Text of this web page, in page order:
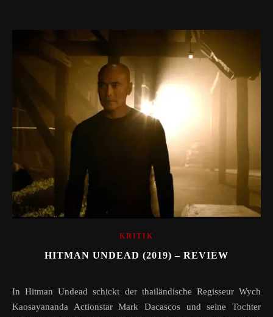
KRITIK
HITMAN UNDEAD (2019) – REVIEW
In Hitman Undead schickt der thailändische Regisseur Wych
Kaosayananda Actionstar Mark Dacascos und seine Tochter